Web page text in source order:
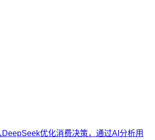
DeepSeek优化消费决策，通过AI分析用